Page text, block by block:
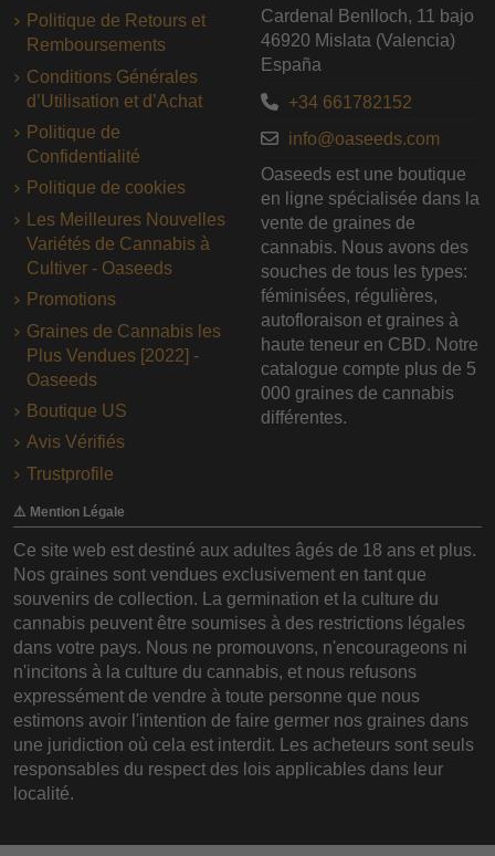
Politique de Retours et
Remboursements
Conditions Générales
d’Utilisation et d’Achat
Politique de
Confidentialité
Politique de cookies
Les Meilleures Nouvelles
Variétés de Cannabis à
Cultiver - Oaseeds
Promotions
Graines de Cannabis les
Plus Vendues [2022] -
Oaseeds
Boutique US
Avis Vérifiés
Trustprofile
Cardenal Benlloch, 11 bajo
46920 Mislata (Valencia)
España
+34 661782152
info@oaseeds.com
Oaseeds est une boutique
en ligne spécialisée dans la
vente de graines de
cannabis. Nous avons des
souches de tous les types:
féminisées, régulières,
autofloraison et graines à
haute teneur en CBD. Notre
catalogue compte plus de 5
000 graines de cannabis
différentes.
⚠️ Mention Légale
Ce site web est destiné aux adultes âgés de 18 ans et plus.
Nos graines sont vendues exclusivement en tant que
souvenirs de collection. La germination et la culture du
cannabis peuvent être soumises à des restrictions légales
dans votre pays. Nous ne promouvons, n'encourageons ni
n'incitons à la culture du cannabis, et nous refusons
expressément de vendre à toute personne que nous
estimons avoir l'intention de faire germer nos graines dans
une juridiction où cela est interdit. Les acheteurs sont seuls
responsables du respect des lois applicables dans leur
localité.